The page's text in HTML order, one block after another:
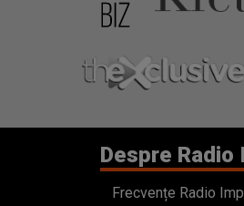
Despre Radio
Frecvențe Radio